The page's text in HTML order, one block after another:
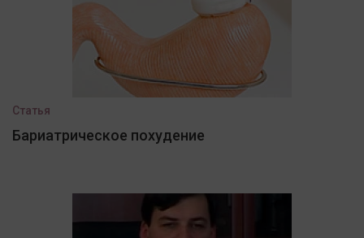
Статья
Бариатрическое похудение